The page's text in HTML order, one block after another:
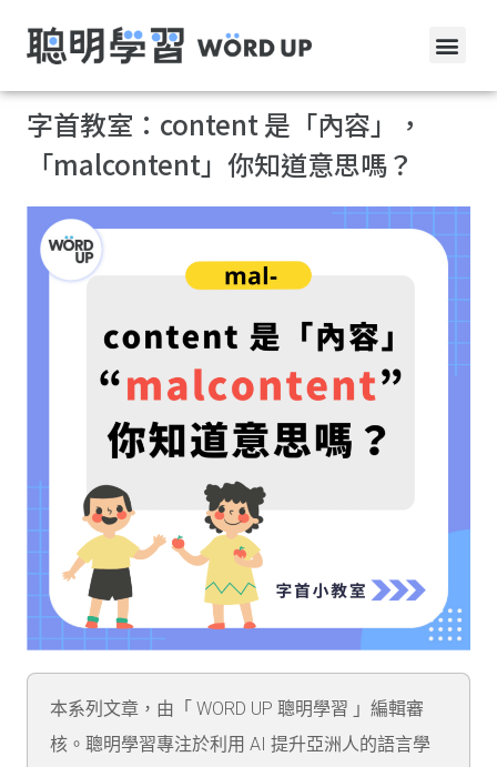
字首教室：content 是「內容」，
「malcontent」你知道意思嗎？
本系列文章，由「 WORD UP 聰明學習 」編輯審
核。聰明學習專注於利用 AI 提升亞洲人的語言學